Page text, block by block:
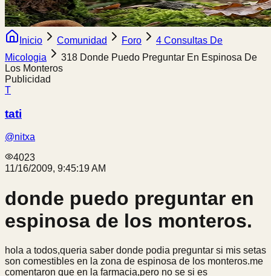
Inicio Comunidad Foro
4 Consultas De
Micologia
318 Donde Puedo Preguntar En Espinosa De
Los Monteros
Publicidad
T
tati
@nitxa
4023
11/16/2009, 9:45:19 AM
donde puedo preguntar en
espinosa de los monteros.
hola a todos,queria saber donde podia preguntar si mis setas
son comestibles en la zona de espinosa de los monteros.me
comentaron que en la farmacia,pero no se si es